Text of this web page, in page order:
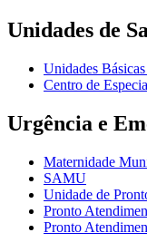
Unidades de
Unidades
Centro de
Urgência e
Maternidade
SAMU
Unidade de
Pronto
Pronto